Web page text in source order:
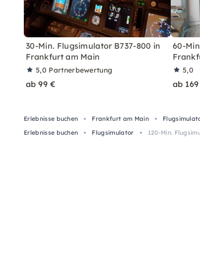
30-Min. Flugsimulator B737-800 in
Frankfurt am Main
5,0 Partnerbewertung
ab 99 €
60-
5,0
ab
Erlebnisse buchen Frankfurt am Main
Erlebnisse buchen
Flugsimulator 120-Min.